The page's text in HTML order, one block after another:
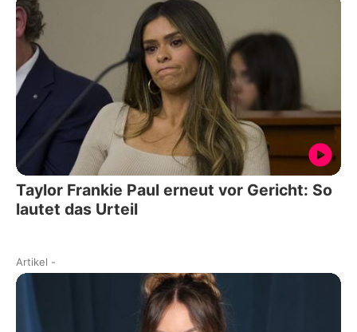
Taylor Frankie Paul erneut vor Gericht: So
lautet das Urteil
Artikel -